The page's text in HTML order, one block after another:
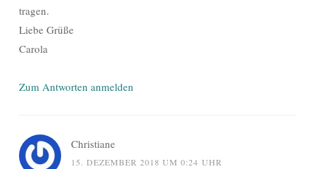
tragen.
Liebe Grüße
Carola
Zum Antworten anmelden
Christiane
15. DEZEMBER 2018 UM 0:24 UHR